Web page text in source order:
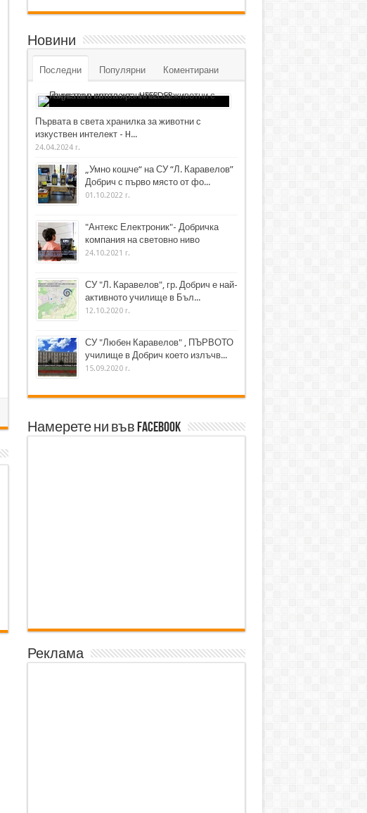
Новини
Последни Популярни Коментирани
Първата в света хранилка за животни с
изкуствен интелект - H...
24.04.2024 г.
„Умно кошче“ на СУ “Л. Каравелов”
Добрич с първо място от фо...
01.10.2022 г.
"Антекс Електроник"- Добричка
компания на световно ниво
24.10.2021 г.
СУ "Л. Каравелов", гр. Добрич е най-
активното училище в Бъл...
12.10.2020 г.
СУ "Любен Каравелов" , ПЪРВОТО
училище в Добрич което излъчв...
15.09.2020 г.
Намерете ни във Facebook
Реклама